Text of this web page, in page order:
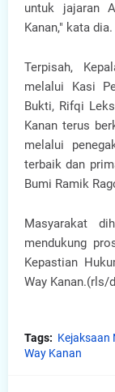
untuk jajaran
Kanan," kata dia.
Terpisah,
melalui Kasi
Bukti, Rifqi
Kanan terus
melalui
terbaik dan
Bumi Ramik
Masyarakat
mendukung
Kepastian
Way Kanan.(rls/
Tags: Kejaksaan
Way Kanan